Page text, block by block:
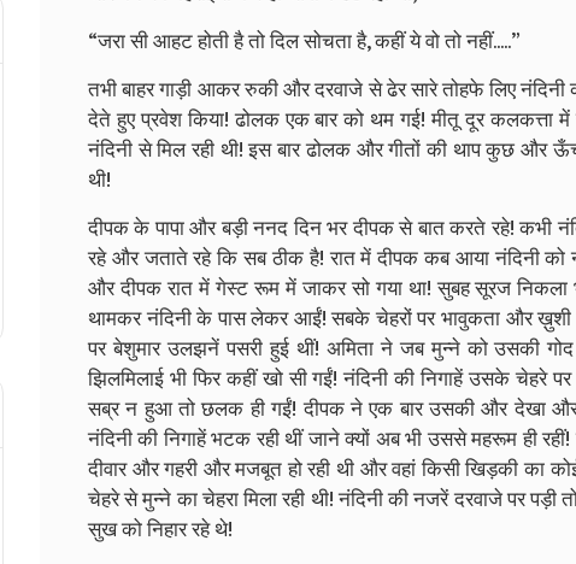
“जरा सी आहट होती है तो दिल सोचता है, कहीं ये वो तो नहीं.....”
तभी बाहर गाड़ी आकर रुकी और दरवाजे से ढेर सारे तोहफे लिए
देते हुए प्रवेश किया! ढोलक एक बार को थम गई! मीतू दूर कलकत्ता
नंदिनी से मिल रही थी! इस बार ढोलक और गीतों की थाप कुछ और
थी!
दीपक के पापा और बड़ी ननद दिन भर दीपक से बात करते रहे! कभी
रहे और जताते रहे कि सब ठीक है! रात में दीपक कब आया नंदिनी
और दीपक रात में गेस्ट रूम में जाकर सो गया था! सुबह सूरज
थामकर नंदिनी के पास लेकर आईं! सबके चेहरों पर भावुकता और
पर बेशुमार उलझनें पसरी हुई थीं! अमिता ने जब मुन्ने को उसकी
झिलमिलाई भी फिर कहीं खो सी गईं! नंदिनी की निगाहें उसके चेहरे
सब्र न हुआ तो छलक ही गईं! दीपक ने एक बार उसकी और देखा
नंदिनी की निगाहें भटक रही थीं जाने क्यों अब भी उससे महरूम ही
दीवार और गहरी और मजबूत हो रही थी और वहां किसी खिड़की का
चेहरे से मुन्ने का चेहरा मिला रही थी! नंदिनी की नजरें दरवाजे पर
सुख को निहार रहे थे!